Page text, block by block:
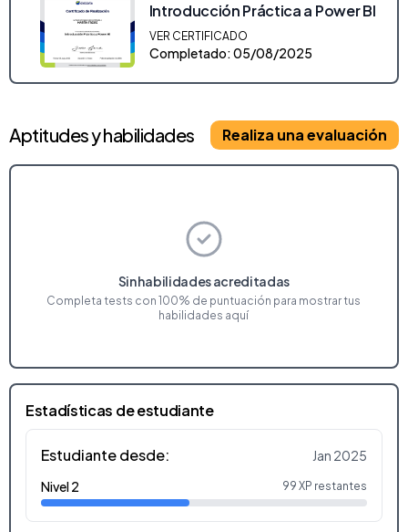
Introducción Práctica a Power BI
VER CERTIFICADO
Completado: 05/08/2025
Aptitudes y habilidades Realiza una evaluación
Sin habilidades acreditadas
Completa tests con 100% de puntuación para mostrar tus
habilidades aquí
Estadísticas de estudiante
Estudiante desde:
Jan 2025
Nivel 2
99 XP restantes